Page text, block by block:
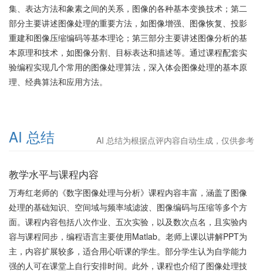
集、表达方法和象素之间的关系，图像的各种基本变换技术；第二
部分主要讲述图像处理的重要方法，如图像增强、图像恢复、投影
重建和图像压缩编码等基本理论；第三部分主要讲述图像分析的基
本原理和技术，如图像分割、目标表达和描述等。通过课程配套实
验编程实现几个常用的图像处理算法，深入体会图像处理的基本原
理、经典算法和应用方法。
AI 总结 AI 总结为根据点评内容自动生成，仅供参考
教学水平与课程内容
万寿红老师的《数字图像处理与分析》课程内容丰富，涵盖了图像
处理的基础知识、空间域与频率域滤波、图像编码与压缩等多个方
面。课程内容包括八次作业、五次实验，以及数次点名，且实验内
容与课程同步，编程语言主要使用Matlab。老师上课以讲解PPT为
主，内容扩展较多，适合用心听课的学生。部分学生认为自学能力
强的人可在课堂上自行安排时间。此外，课程也介绍了图像处理技